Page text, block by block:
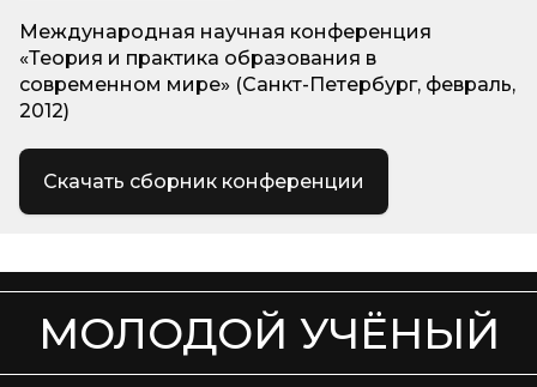
Международная научная конференция
«Теория и практика образования в
современном мире» (Санкт-Петербург, февраль,
2012)
Скачать сборник конференции
МОЛОДОЙ УЧЁНЫЙ